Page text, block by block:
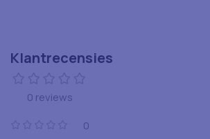
Klantrecensies
0 reviews
0